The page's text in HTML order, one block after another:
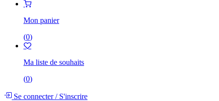
Mon panier
(0)
Ma liste de souhaits
(0)
Se connecter/S'inscrire